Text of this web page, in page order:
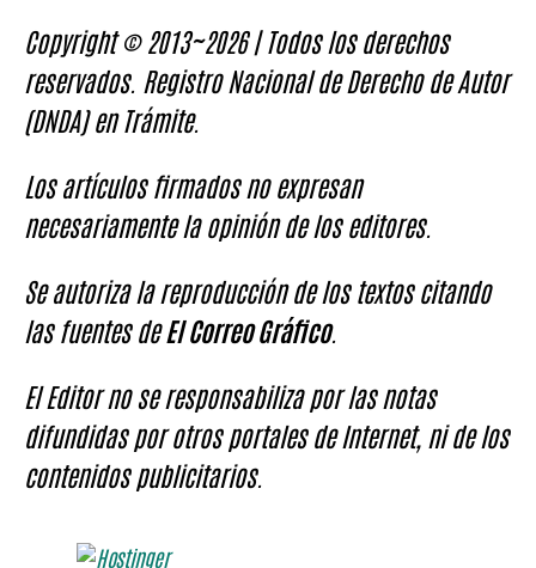
Copyright © 2013~2026 | Todos los derechos
reservados. Registro Nacional de Derecho de Autor
(DNDA) en Trámite.
Los artículos firmados no expresan
necesariamente la opinión de los editores.
Se autoriza la reproducción de los textos citando
las fuentes deEl Correo Gráfico.
El Editor no se responsabiliza por las notas
difundidas por otros portales de Internet, ni de los
contenidos publicitarios.